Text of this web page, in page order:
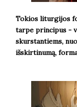
Tokios liturgijos
tarpe principus -
skurstantiems,
išskirtinumą,